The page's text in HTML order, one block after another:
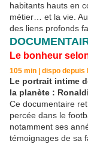
habitants hauts en
métier… et la vie.
des liens profonds
Le bonheur
105 min | dispo depuis
Le portrait intime
la planète :
Ce documentaire
percée dans le
notamment ses
témoignages de sa